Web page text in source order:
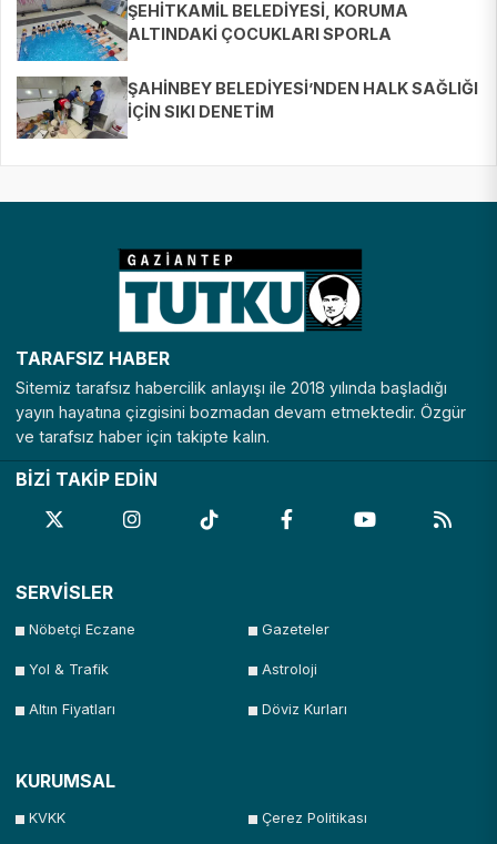
ŞEHİTKAMİL BELEDİYESİ, KORUMA
ALTINDAKİ ÇOCUKLARI SPORLA
ŞAHİNBEY BELEDİYESİ’NDEN HALK SAĞLIĞI
İÇİN SIKI DENETİM
TARAFSIZ HABER
Sitemiz tarafsız habercilik anlayışı ile 2018 yılında başladığı
yayın hayatına çizgisini bozmadan devam etmektedir. Özgür
ve tarafsız haber için takipte kalın.
BİZİ TAKİP EDİN
SERVİSLER
Nöbetçi Eczane Gazeteler
Yol & Trafik Astroloji
Altın Fiyatları Döviz Kurları
KURUMSAL
KVKK Çerez Politikası